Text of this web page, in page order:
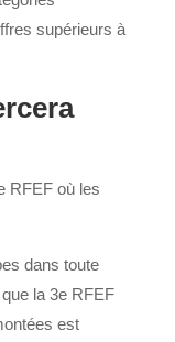
supérieurs à
RFEF où les
dans toute
la 3e RFEF
est